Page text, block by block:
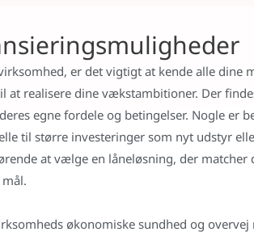
er det vigtigt at kende alle dine
at realisere dine vækstambitioner. Der
egne fordele og betingelser. Nogle er
til større investeringer som nyt udstyr
at vælge en låneløsning, der matcher
økonomiske sundhed og